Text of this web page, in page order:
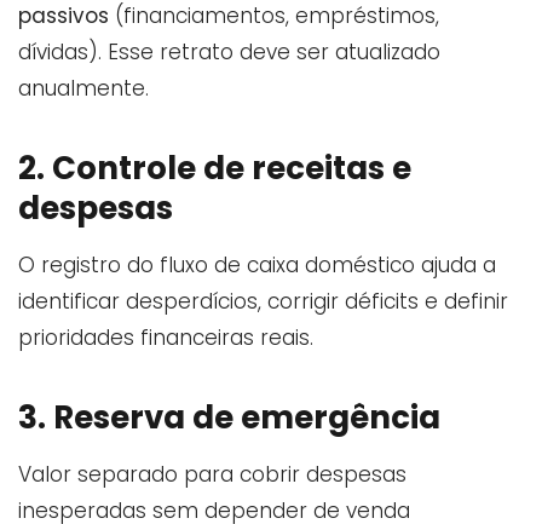
passivos (financiamentos, empréstimos,
dívidas). Esse retrato deve ser atualizado
anualmente.
2. Controle de receitas e
despesas
O registro do fluxo de caixa doméstico ajuda a
identificar desperdícios, corrigir déficits e definir
prioridades financeiras reais.
3. Reserva de emergência
Valor separado para cobrir despesas
inesperadas sem depender de venda